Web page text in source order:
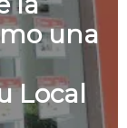
una
Local